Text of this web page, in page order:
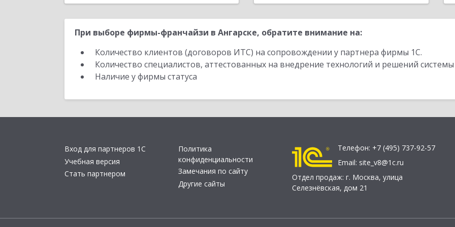
При выборе фирмы-франчайзи в Ангарске, обратите внимание на:
Количество клиентов (договоров ИТС) на сопровождении у партнера фирмы 1С.
Количество специалистов, аттестованных на внедрение технологий и решений
Наличие у фирмы статуса
Вход для партнеров 1С
Учебная версия
Стать партнером
Политика
конфиденциальности
Замечания по сайту
Другие сайты
Телефон: +7 (495) 737-92-57
Email: site_v8@1c.ru
Отдел продаж: г. Москва, улица
Селезнёвская, дом 21